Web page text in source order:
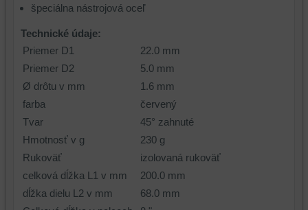
špeciálna nástrojová oceľ
Technické údaje:
Priemer D1
22.0 mm
Priemer D2
5.0 mm
Ø drôtu v mm
1.6 mm
farba
červený
Tvar
45° zahnuté
Hmotnosť v g
230 g
Rukoväť
izolovaná rukoväť
celková dĺžka L1 v mm
200.0 mm
dĺžka dielu L2 v mm
68.0 mm